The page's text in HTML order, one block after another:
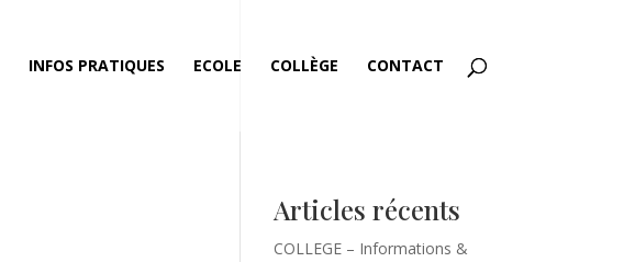
INFOS PRATIQUES ECOLE COLLÈGE CONTACT
Articles récents
COLLEGE – Informations &